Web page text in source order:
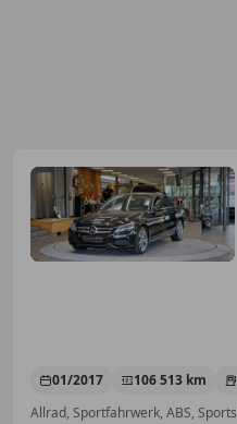
01/2017 106 513 km